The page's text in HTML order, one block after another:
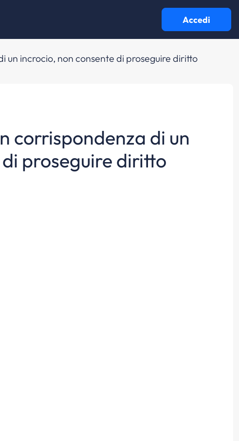
Accedi
un incrocio, non consente di proseguire diritto
corrispondenza di un
proseguire diritto